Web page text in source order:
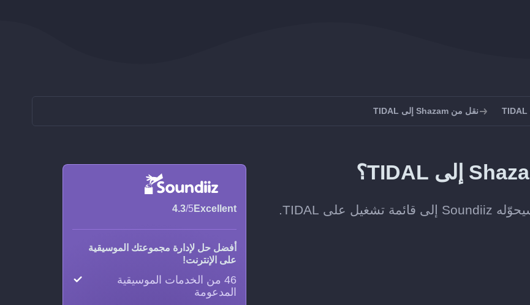
نقل من Shazam إلى TIDAL
Excellent
4.3/5
أفضل حل لإدارة مجموعتك الموسيقية
على الإنترنت!
46 من الخدمات الموسيقية
المدعومة